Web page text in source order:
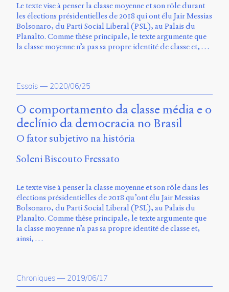
de
Sherbrooke
Campus
de
Longueuil
150
Charles-
Moyne
Longueuil
J4K
ISSN
2104-
3272
Sens
(2020/03)
Le texte vise à penser la classe moyenne et son rôle durant
les élections présidentielles de 2018 qui ont élu Jair Messias
Bolsonaro, du Parti Social Liberal (PSL), au Palais du
Planalto. Comme thèse principale, le texte argumente que
la classe moyenne n’a pas sa propre identité de classe et, …
Essais — 2020/06/25
O comportamento da classe média e o
declínio da democracia no Brasil
O fator subjetivo na história
Soleni Biscouto Fressato
Le texte vise à penser la classe moyenne et son rôle dans les
élections présidentielles de 2018 qu’ont élu Jair Messias
Bolsonaro, du Parti Social Liberal (PSL), au Palais du
Planalto. Comme thèse principale, le texte argumente que
la classe moyenne n’a pas sa propre identité de classe et,
ainsi, …
Chroniques — 2019/06/17